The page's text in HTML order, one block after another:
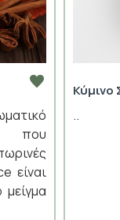
που
είναι
Κύμινο
..